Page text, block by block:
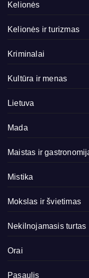
Kelionės
Kelionės ir turizmas
Kriminalai
Kultūra ir menas
Lietuva
Mada
Maistas ir
Mistika
Mokslas ir švietimas
Nekilnojamasis turtas
Orai
Pasaulis